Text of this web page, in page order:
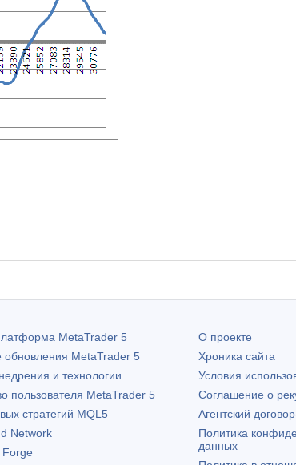
MetaTrader 5
обновления MetaTrader 5
и технологии
пользователя MetaTrader 5
стратегий MQL5
Network
Forge
О проекте
Хроника сайта
Условия
Соглашение о
Агентский
Политика
данных